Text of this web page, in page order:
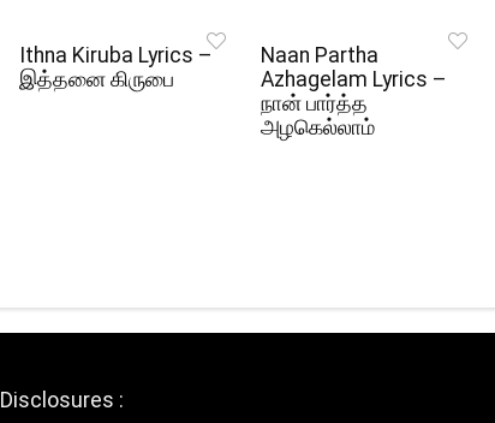
Ithna Kiruba Lyrics –
இத்தனை கிருபை
Naan Partha
Azhagelam Lyrics –
நான் பார்த்த
அழகெல்லாம்
Disclosures :